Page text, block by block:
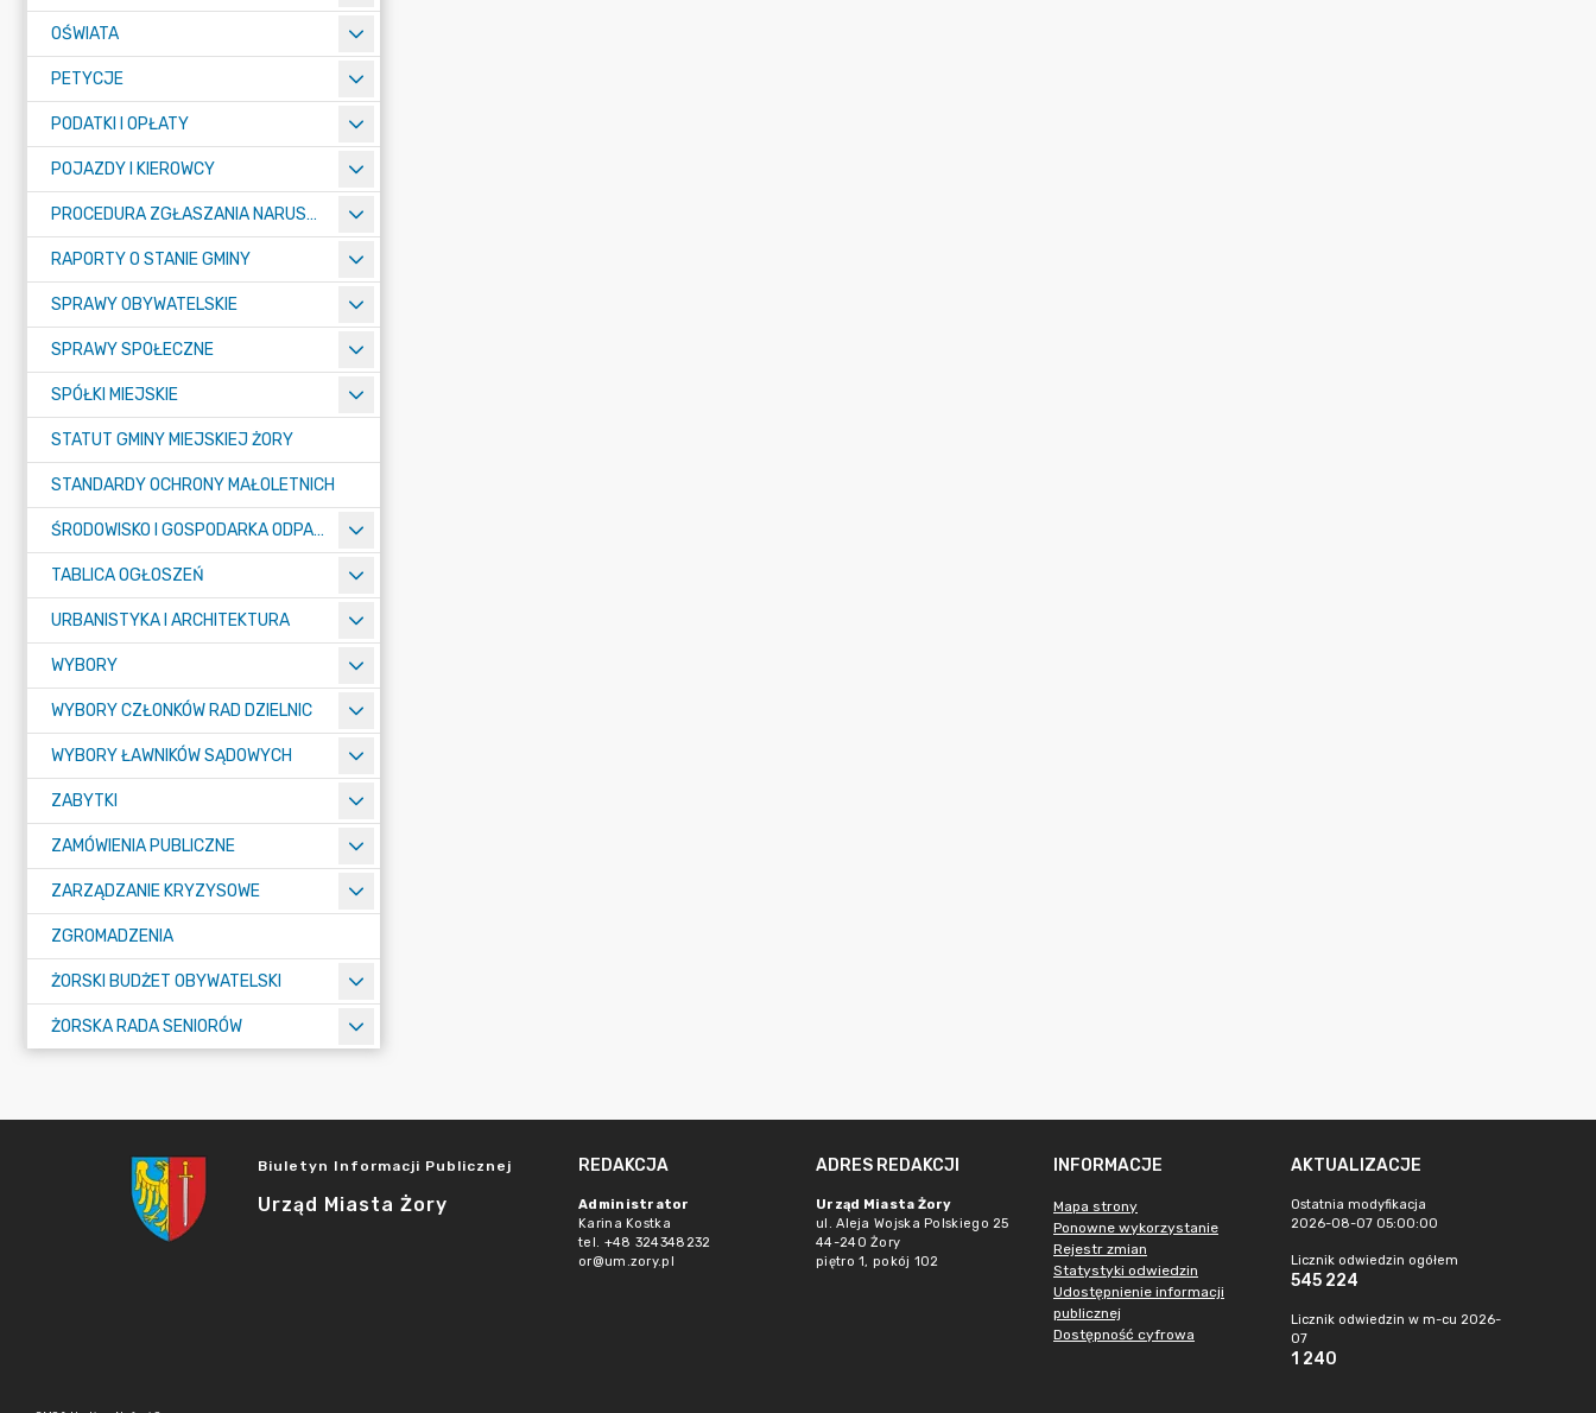
OŚWIATA
PETYCJE
PODATKI I OPŁATY
POJAZDY I KIEROWCY
PROCEDURA ZGŁASZANIA NARUSZEŃ PRAWA
RAPORTY O STANIE GMINY
SPRAWY OBYWATELSKIE
SPRAWY SPOŁECZNE
SPÓŁKI MIEJSKIE
STATUT GMINY MIEJSKIEJ ŻORY
STANDARDY OCHRONY MAŁOLETNICH
ŚRODOWISKO I GOSPODARKA ODPADAMI
TABLICA OGŁOSZEŃ
URBANISTYKA I ARCHITEKTURA
WYBORY
WYBORY CZŁONKÓW RAD DZIELNIC
WYBORY ŁAWNIKÓW SĄDOWYCH
ZABYTKI
ZAMÓWIENIA PUBLICZNE
ZARZĄDZANIE KRYZYSOWE
ZGROMADZENIA
ŻORSKI BUDŻET OBYWATELSKI
ŻORSKA RADA SENIORÓW
Biuletyn Informacji Publicznej
Urząd Miasta Żory
REDAKCJA
Administrator
Karina Kostka
tel. +48 324348232
or@um.zory.pl
ADRES REDAKCJI
Urząd Miasta Żory
ul. Aleja Wojska Polskiego 25
44-240 Żory
piętro 1, pokój 102
INFORMACJE
Mapa strony
Ponowne wykorzystanie
Rejestr zmian
Statystyki odwiedzin
Udostępnienie informacji
publicznej
Dostępność cyfrowa
AKTUALIZACJE
Ostatnia modyfikacja
2026-08-07 05:00:00
Licznik odwiedzin ogółem
545 224
Licznik odwiedzin w m-cu 2026-
07
1 240